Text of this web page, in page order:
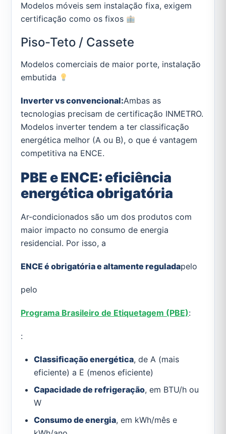
Modelos móveis sem instalação fixa, exigem
certificação como os fixos
Piso-Teto / Cassete
Modelos comerciais de maior porte, instalação
embutida
Inverter vs convencional:Ambas as
tecnologias precisam de certificação INMETRO.
Modelos inverter tendem a ter classificação
energética melhor (A ou B), o que é vantagem
competitiva na ENCE.
PBE e ENCE: eficiência
energética obrigatória
Ar-condicionados são um dos produtos com
maior impacto no consumo de energia
residencial. Por isso, a
ENCE é obrigatória e altamente reguladapelo
pelo
Programa Brasileiro de Etiquetagem (PBE):
:
Classificação energética, de A (mais
eficiente) a E (menos eficiente)
Capacidade de refrigeração, em BTU/h ou
W
Consumo de energia, em kWh/mês e